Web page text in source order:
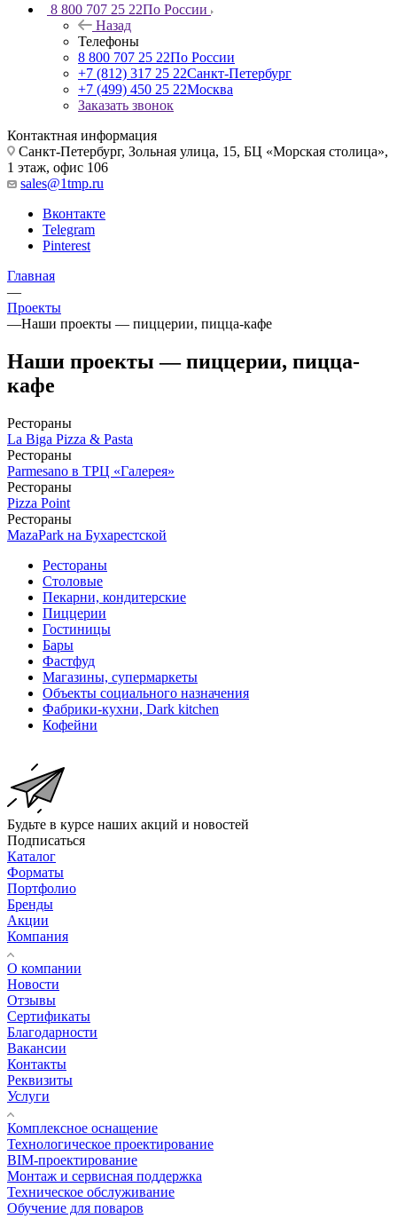
8 800 707 25 22По России
Назад
Телефоны
8 800 707 25 22По России
+7 (812) 317 25 22Санкт-Петербург
+7 (499) 450 25 22Москва
Заказать звонок
Контактная информация
Санкт-Петербург, Зольная улица, 15, БЦ «Морская столица»,
1 этаж, офис 106
sales@1tmp.ru
Вконтакте
Telegram
Pinterest
Главная
—
Проекты
—Наши проекты — пиццерии, пицца-кафе
Наши проекты — пиццерии, пицца-
кафе
Рестораны
La Biga Pizza & Pasta
Рестораны
Parmesano в ТРЦ «Галерея»
Рестораны
Pizza Point
Рестораны
MazaPark на Бухарестской
Рестораны
Столовые
Пекарни, кондитерские
Пиццерии
Гостиницы
Бары
Фастфуд
Магазины, супермаркеты
Объекты социального назначения
Фабрики-кухни, Dark kitchen
Кофейни
Будьте в курсе наших акций и новостей
Подписаться
Каталог
Форматы
Портфолио
Бренды
Акции
Компания
О компании
Новости
Отзывы
Сертификаты
Благодарности
Вакансии
Контакты
Реквизиты
Услуги
Комплексное оснащение
Технологическое проектирование
BIM-проектирование
Монтаж и сервисная поддержка
Техническое обслуживание
Обучение для поваров